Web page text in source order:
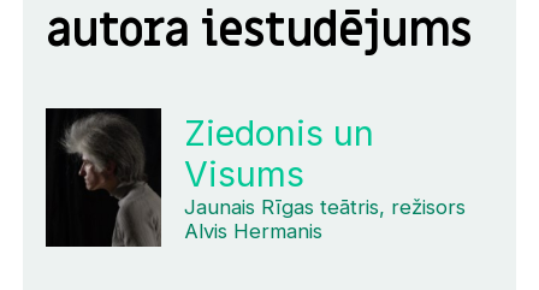
autora iestudējums
Ziedonis un
Visums
Jaunais Rīgas teātris, režisors
Alvis Hermanis